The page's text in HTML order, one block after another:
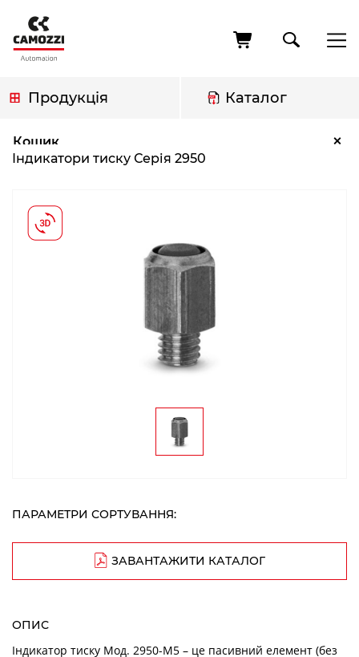
основного
вмісту
Продукція Каталог
Кошик ×
навіґації
Індикатори тиску Серія 2950
ПАРАМЕТРИ СОРТУВАННЯ:
ЗАВАНТАЖИТИ КАТАЛОГ
ОПИС
Індикатор тиску Мод. 2950-M5 – це пасивний елемент (без